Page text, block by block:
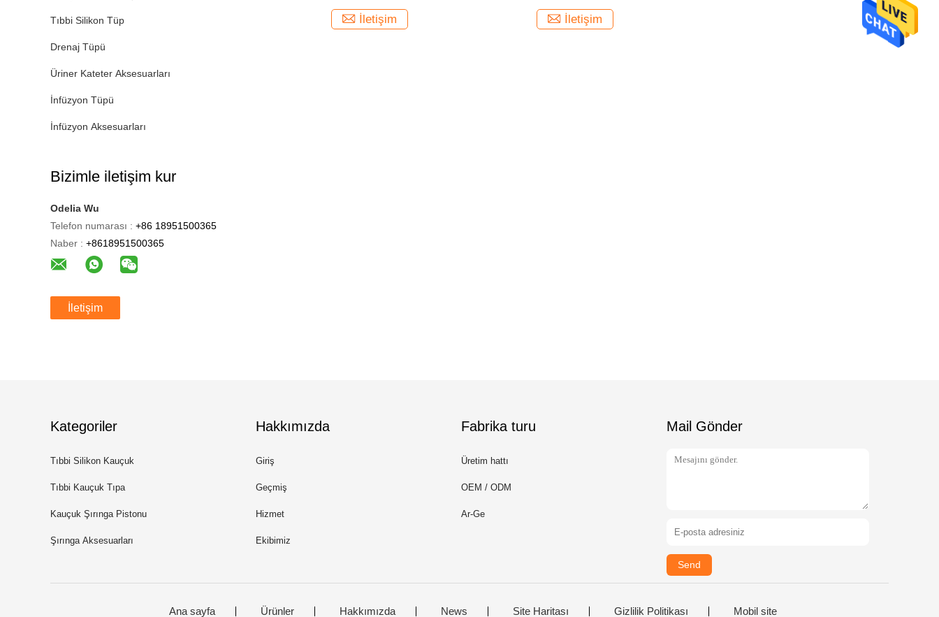
Tıbbi Silikon Tüp
Drenaj Tüpü
Üriner Kateter Aksesuarları
İnfüzyon Tüpü
İnfüzyon Aksesuarları
Bizimle iletişim kur
Odelia Wu
Telefon numarası : +86 18951500365
Naber : +8618951500365
İletişim
İletişim İletişim
Kategoriler
Tıbbi Silikon Kauçuk
Tıbbi Kauçuk Tıpa
Kauçuk Şırınga Pistonu
Şırınga Aksesuarları
Hakkımızda
Giriş
Geçmiş
Hizmet
Ekibimiz
Fabrika turu
Üretim hattı
OEM / ODM
Ar-Ge
Mail Gönder
Send
Ana sayfa Ürünler Hakkımızda News Site Haritası Gizlilik Politikası Mobil site